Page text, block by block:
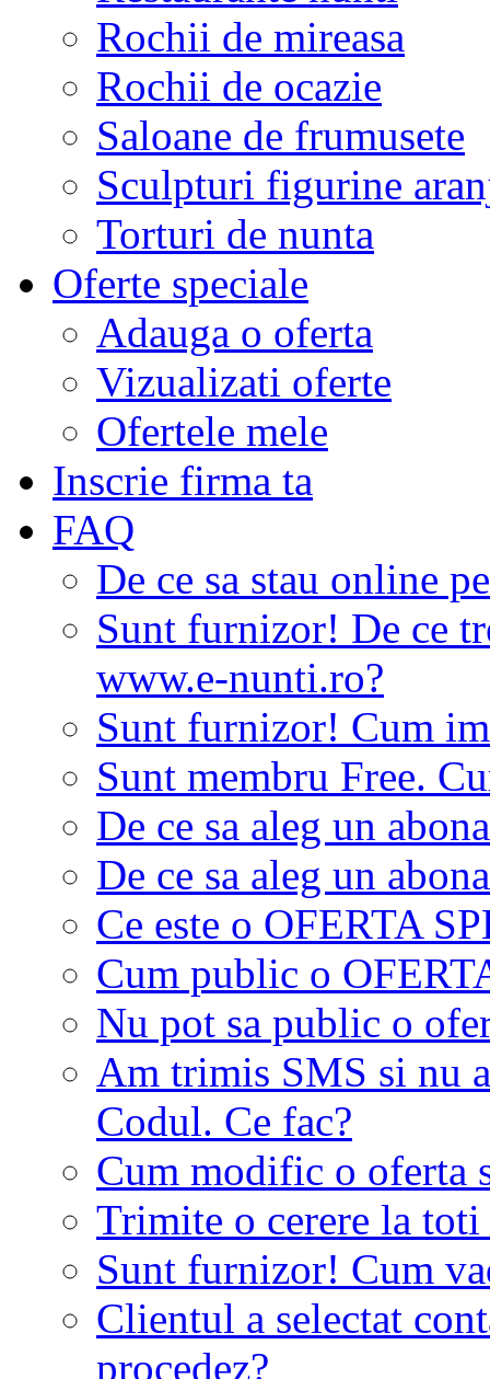
Rochii de mireasa
Rochii de ocazie
Saloane de frumusete
Sculpturi figurine
Torturi de nunta
Oferte speciale
Adauga o oferta
Vizualizati oferte
Ofertele mele
Inscrie firma ta
FAQ
De ce sa stau online
Sunt furnizor! De ce
www.e-nunti.ro?
Sunt furnizor! Cum
Sunt membru Free.
De ce sa aleg un
De ce sa aleg un
Ce este o OFERTA
Cum public o
Nu pot sa public o
Am trimis SMS si nu
Codul. Ce fac?
Cum modific o oferta
Trimite o cerere la
Sunt furnizor! Cum
Clientul a selectat
procedez?